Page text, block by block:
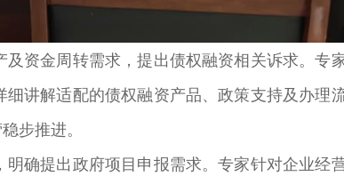
金周转需求，提出债权融资相关诉求。专
讲解适配的债权融资产品、政策支持及办理
步推进。
提出政府项目申报需求。专家针对企业经